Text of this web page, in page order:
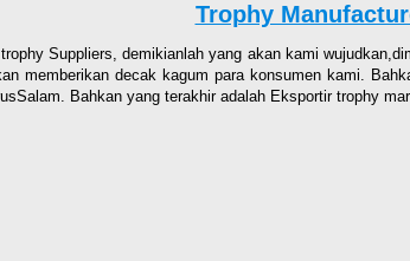
Trophy
Suppliers, demikianlah yang akan kami
memberikan decak kagum para konsumen kami.
Bahkan yang terakhir adalah Eksportir trophy